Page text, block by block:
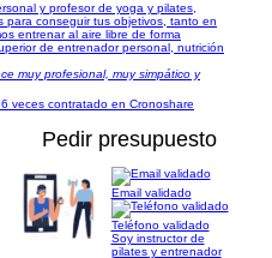
y profesor de yoga y pilates,
para conseguir tus objetivos, tanto en
entrenar al aire libre de forma
de entrenador personal, nutrición
muy profesional, muy simpático y
veces contratado en Cronoshare
Pedir presupuesto
Email validado
Teléfono validado
Soy instructor de
pilates y entrenador